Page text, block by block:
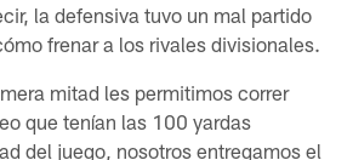
la defensiva tuvo un mal partido
frenar a los rivales divisionales.
mitad les permitimos correr
que tenían las 100 yardas
del juego, nosotros entregamos el